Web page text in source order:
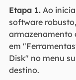
Etapa 1.Ao
software
armazenamento
em
Disk" no menu
destino.